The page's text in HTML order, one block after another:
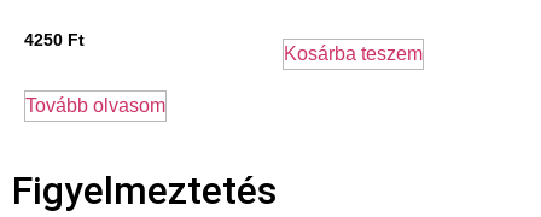
4250 Ft
Tovább olvasom
Kosárba teszem
Figyelmeztetés